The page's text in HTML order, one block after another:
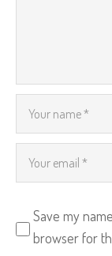
Save my
browser for